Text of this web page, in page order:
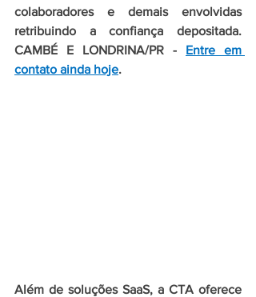
colaboradores e demais envolvidas
retribuindo a confiança depositada.
CAMBÉ E LONDRINA/PR - Entre em
contato ainda hoje.
Além de soluções SaaS, a CTA oferece